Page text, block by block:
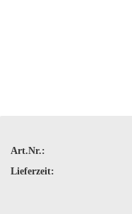
Art.Nr.:
Lieferzeit: